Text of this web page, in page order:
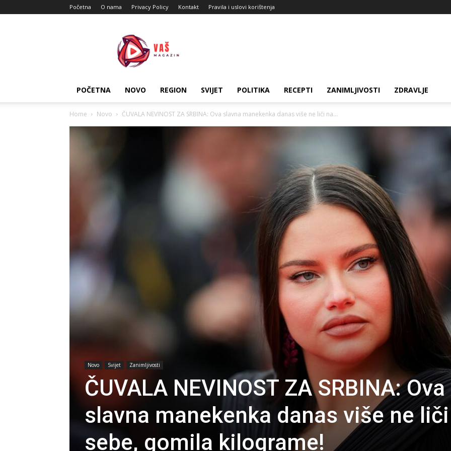
Početna O nama Privacy Policy Kontakt Pravila i uslovi korištenja
Magazin
POČETNA NOVO REGION SVIJET POLITIKA RECEPTI ZANIMLJIVOSTI ZDRAVLJE
Home Novo ČUVALA NEVINOST ZA SRBINA: Ova slavna manekenka danas više ne liči na...
Novo Svijet Zanimljivosti
ČUVALA NEVINOST ZA SRBINA: Ova
slavna manekenka danas više ne
sebe, gomila kilograme!